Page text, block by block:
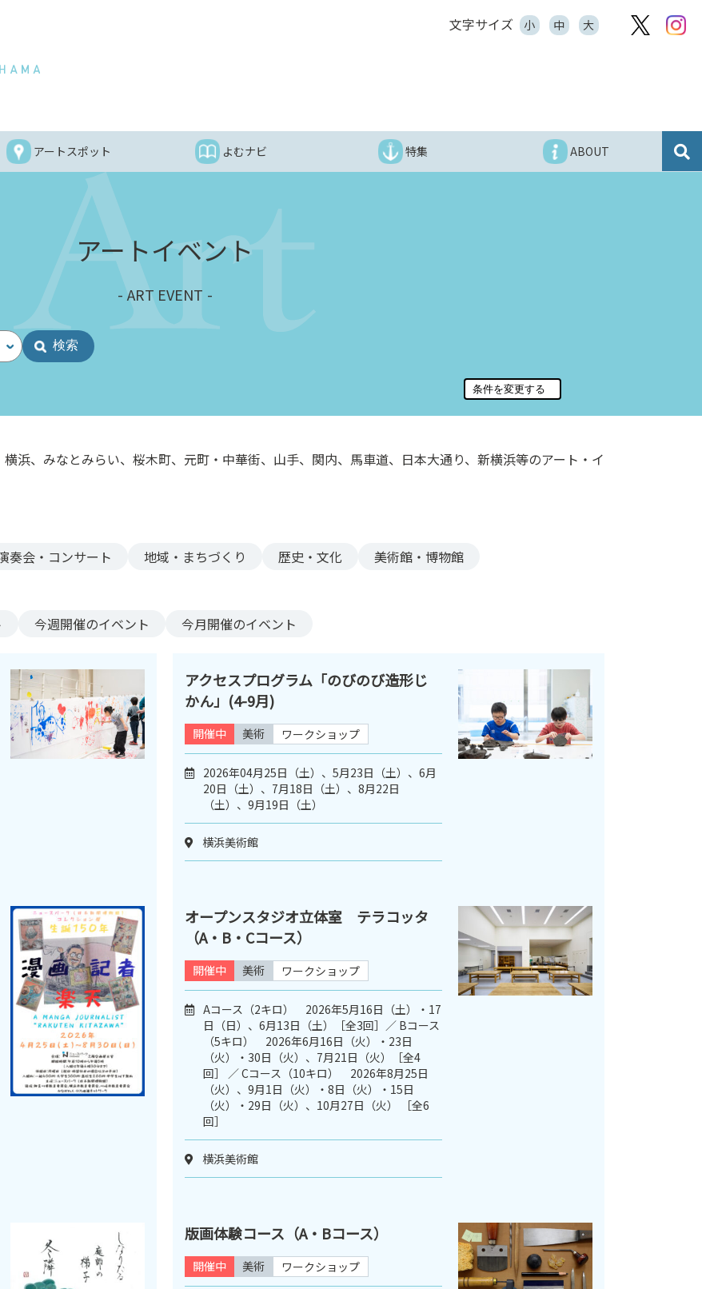
文字サイズ 小 中 大
アートスポット よむナビ 特集 ABOUT
アートイベント
ART EVENT
浜、みなとみらい、桜木町、元町・中華街、山手、関内、馬車道、日本大通り、新横浜等のアート・イ
奏会・コンサート 地域・まちづくり 歴史・文化
美術館・博物館
今週開催のイベント 今月開催のイベント
アクセスプログラム「のびのび造形じ
かん」(4-9月)
開催中 美術 ワークショップ
2026年04月25日（土）、5月23日（土）、6月
20日（土）、7月18日（土）、8月22日
（土）、9月19日（土）
横浜美術館
オープンスタジオ立体室 テラコッタ
（A・B・Cコース）
開催中 美術 ワークショップ
Aコース（2キロ） 2026年5月16日（土）・17
日（日）、6月13日（土）［全3回］／ Bコース
（5キロ） 2026年6月16日（火）・23日
（火）・30日（火）、7月21日（火）［全4
回］ ／ Cコース（10キロ） 2026年8月25日
（火）、9月1日（火）・8日（火）・15日
（火）・29日（火）、10月27日（火） ［全6
回］
横浜美術館
版画体験コース（A・Bコース）
開催中 美術 ワークショップ